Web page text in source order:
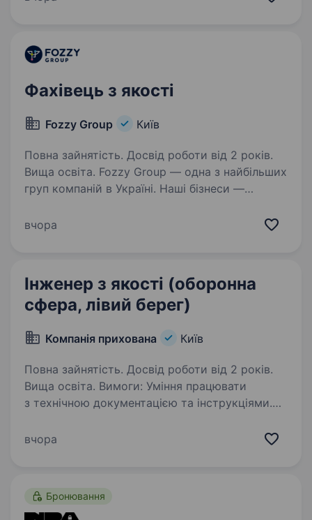
Фахівець з якості
Fozzy Group Київ
Повна зайнятість. Досвід роботи від 2 років.
Вища освіта. Fozzy Group — одна з найбільших
груп компаній в Україні. Наші бізнеси —
виробництва, служба доставки, банки,
вчора
Інженер з якості (оборонна
сфера, лівий берег)
Компанія прихована Київ
Повна зайнятість. Досвід роботи від 2 років.
Вища освіта. Вимоги: Уміння працювати
з технічною документацією та інструкціями.
та акуратність. Вища технічна освіта
вчора
Бронювання